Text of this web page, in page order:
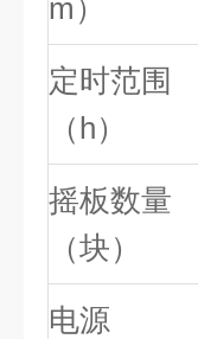
m）
定时范围
（h）
摇板数量
（块）
电源